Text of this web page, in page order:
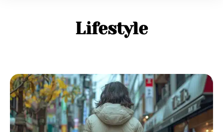
Lifestyle